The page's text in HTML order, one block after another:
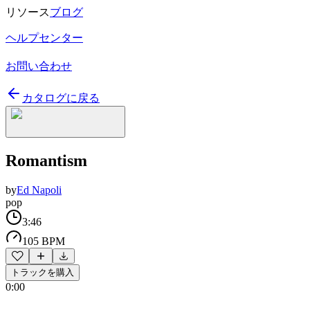
リソースブログ
ヘルプセンター
お問い合わせ
カタログに戻る
Romantism
byEd Napoli
pop
3:46
105 BPM
トラックを購入
0:00